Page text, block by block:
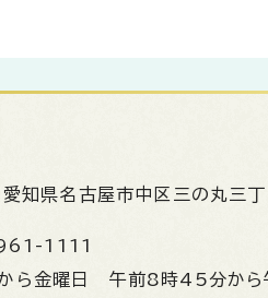
愛知県名古屋市中区三の丸三
1111
ら金曜日 午前8時45分か